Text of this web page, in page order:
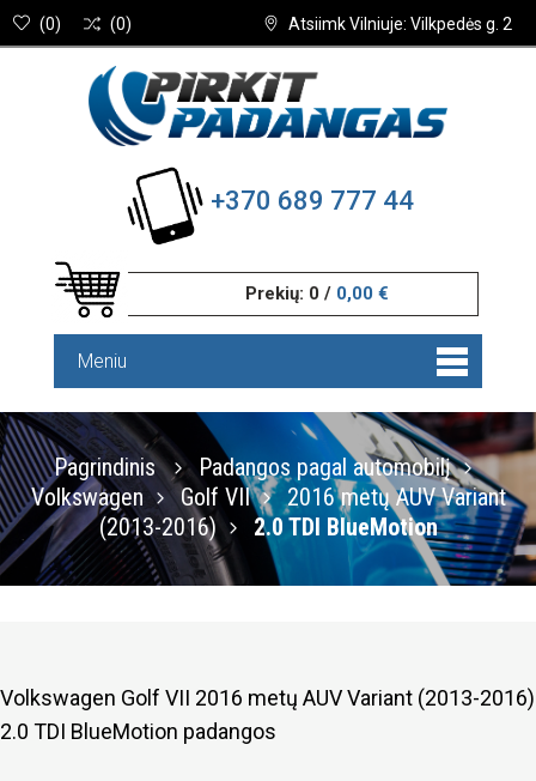
Atsiimk Vilniuje: Vilkpedės g. 2
(0) (0)
+370 689 777 44
Prekių: 0 / 0,00 €
Meniu
Pagrindinis
Padangos pagal automobilį
Volkswagen
Golf VII
2016 metų AUV Variant
(2013-2016)
2.0 TDI BlueMotion
Volkswagen Golf VII 2016 metų AUV Variant (2013-2016)
2.0 TDI BlueMotion padangos